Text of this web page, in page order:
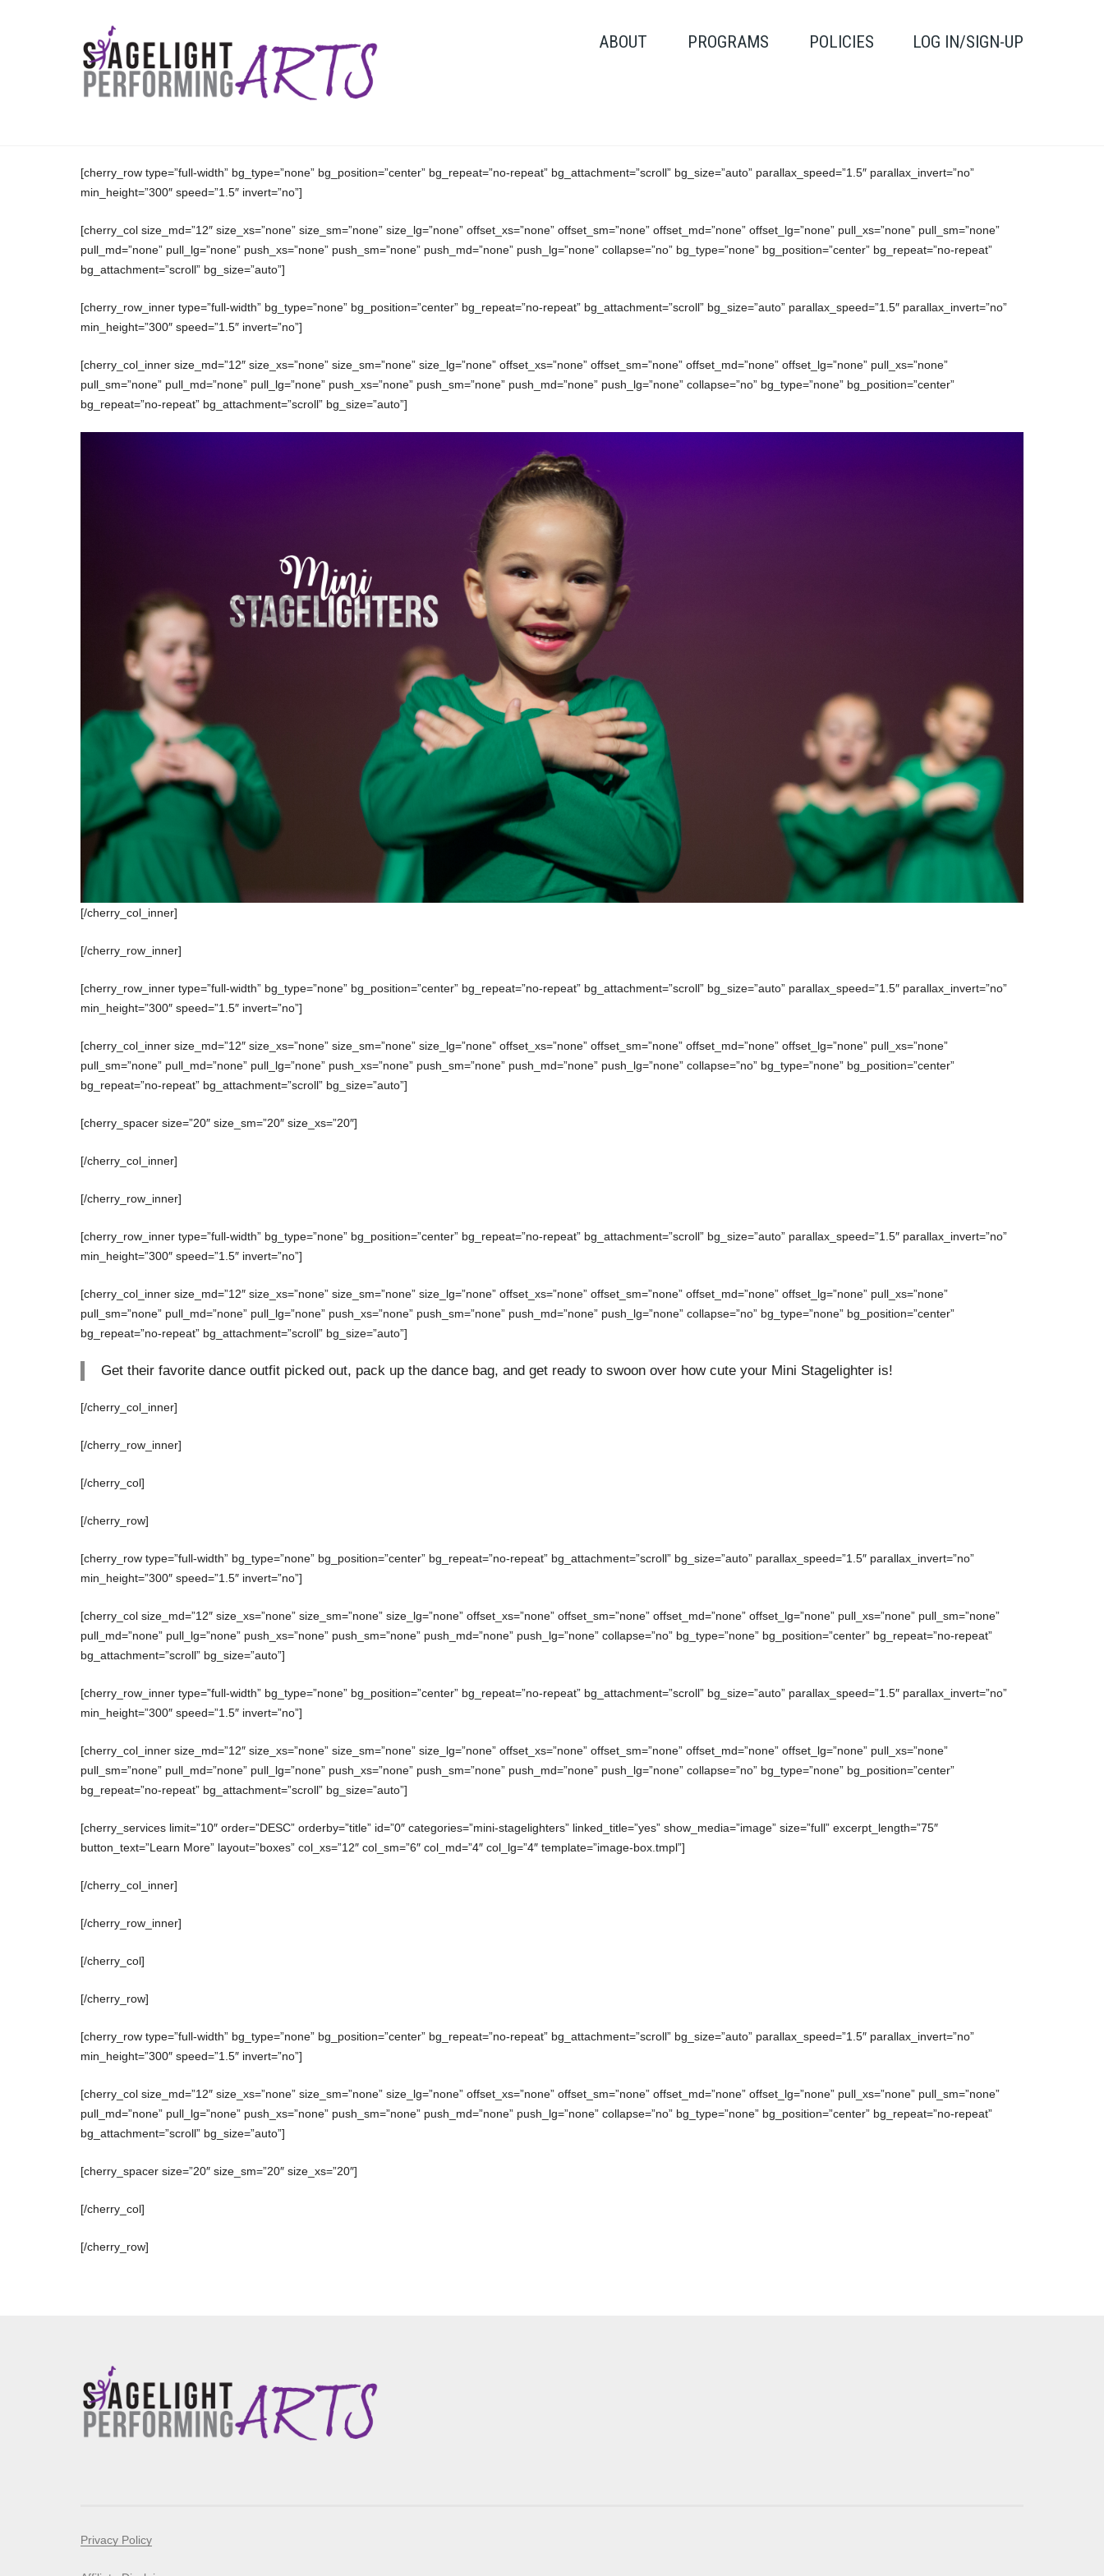
ABOUT PROGRAMS POLICIES LOG IN/SIGN-UP
[cherry_row type=”full-width” bg_type=”none” bg_position=”center” bg_repeat=”no-repeat” bg_attachment=”scroll” bg_size=”auto” parallax_speed=”1.5″ parallax_invert=”no”
min_height=”300″ speed=”1.5″ invert=”no”]
[cherry_col size_md=”12″ size_xs=”none” size_sm=”none” size_lg=”none” offset_xs=”none” offset_sm=”none” offset_md=”none” offset_lg=”none” pull_xs=”none” pull_sm=”none”
pull_md=”none” pull_lg=”none” push_xs=”none” push_sm=”none” push_md=”none” push_lg=”none” collapse=”no” bg_type=”none” bg_position=”center” bg_repeat=”no-repeat”
bg_attachment=”scroll” bg_size=”auto”]
[cherry_row_inner type=”full-width” bg_type=”none” bg_position=”center” bg_repeat=”no-repeat” bg_attachment=”scroll” bg_size=”auto” parallax_speed=”1.5″ parallax_invert=”no”
min_height=”300″ speed=”1.5″ invert=”no”]
[cherry_col_inner size_md=”12″ size_xs=”none” size_sm=”none” size_lg=”none” offset_xs=”none” offset_sm=”none” offset_md=”none” offset_lg=”none” pull_xs=”none”
pull_sm=”none” pull_md=”none” pull_lg=”none” push_xs=”none” push_sm=”none” push_md=”none” push_lg=”none” collapse=”no” bg_type=”none” bg_position=”center”
bg_repeat=”no-repeat” bg_attachment=”scroll” bg_size=”auto”]
[/cherry_col_inner]
[/cherry_row_inner]
[cherry_row_inner type=”full-width” bg_type=”none” bg_position=”center” bg_repeat=”no-repeat” bg_attachment=”scroll” bg_size=”auto” parallax_speed=”1.5″ parallax_invert=”no”
min_height=”300″ speed=”1.5″ invert=”no”]
[cherry_col_inner size_md=”12″ size_xs=”none” size_sm=”none” size_lg=”none” offset_xs=”none” offset_sm=”none” offset_md=”none” offset_lg=”none” pull_xs=”none”
pull_sm=”none” pull_md=”none” pull_lg=”none” push_xs=”none” push_sm=”none” push_md=”none” push_lg=”none” collapse=”no” bg_type=”none” bg_position=”center”
bg_repeat=”no-repeat” bg_attachment=”scroll” bg_size=”auto”]
[cherry_spacer size=”20″ size_sm=”20″ size_xs=”20″]
[/cherry_col_inner]
[/cherry_row_inner]
[cherry_row_inner type=”full-width” bg_type=”none” bg_position=”center” bg_repeat=”no-repeat” bg_attachment=”scroll” bg_size=”auto” parallax_speed=”1.5″ parallax_invert=”no”
min_height=”300″ speed=”1.5″ invert=”no”]
[cherry_col_inner size_md=”12″ size_xs=”none” size_sm=”none” size_lg=”none” offset_xs=”none” offset_sm=”none” offset_md=”none” offset_lg=”none” pull_xs=”none”
pull_sm=”none” pull_md=”none” pull_lg=”none” push_xs=”none” push_sm=”none” push_md=”none” push_lg=”none” collapse=”no” bg_type=”none” bg_position=”center”
bg_repeat=”no-repeat” bg_attachment=”scroll” bg_size=”auto”]
Get their favorite dance outfit picked out, pack up the dance bag, and get ready to swoon over how cute your Mini Stagelighter is!
[/cherry_col_inner]
[/cherry_row_inner]
[/cherry_col]
[/cherry_row]
[cherry_row type=”full-width” bg_type=”none” bg_position=”center” bg_repeat=”no-repeat” bg_attachment=”scroll” bg_size=”auto” parallax_speed=”1.5″ parallax_invert=”no”
min_height=”300″ speed=”1.5″ invert=”no”]
[cherry_col size_md=”12″ size_xs=”none” size_sm=”none” size_lg=”none” offset_xs=”none” offset_sm=”none” offset_md=”none” offset_lg=”none” pull_xs=”none” pull_sm=”none”
pull_md=”none” pull_lg=”none” push_xs=”none” push_sm=”none” push_md=”none” push_lg=”none” collapse=”no” bg_type=”none” bg_position=”center” bg_repeat=”no-repeat”
bg_attachment=”scroll” bg_size=”auto”]
[cherry_row_inner type=”full-width” bg_type=”none” bg_position=”center” bg_repeat=”no-repeat” bg_attachment=”scroll” bg_size=”auto” parallax_speed=”1.5″ parallax_invert=”no”
min_height=”300″ speed=”1.5″ invert=”no”]
[cherry_col_inner size_md=”12″ size_xs=”none” size_sm=”none” size_lg=”none” offset_xs=”none” offset_sm=”none” offset_md=”none” offset_lg=”none” pull_xs=”none”
pull_sm=”none” pull_md=”none” pull_lg=”none” push_xs=”none” push_sm=”none” push_md=”none” push_lg=”none” collapse=”no” bg_type=”none” bg_position=”center”
bg_repeat=”no-repeat” bg_attachment=”scroll” bg_size=”auto”]
[cherry_services limit=”10″ order=”DESC” orderby=”title” id=”0″ categories=”mini-stagelighters” linked_title=”yes” show_media=”image” size=”full” excerpt_length=”75″
button_text=”Learn More” layout=”boxes” col_xs=”12″ col_sm=”6″ col_md=”4″ col_lg=”4″ template=”image-box.tmpl”]
[/cherry_col_inner]
[/cherry_row_inner]
[/cherry_col]
[/cherry_row]
[cherry_row type=”full-width” bg_type=”none” bg_position=”center” bg_repeat=”no-repeat” bg_attachment=”scroll” bg_size=”auto” parallax_speed=”1.5″ parallax_invert=”no”
min_height=”300″ speed=”1.5″ invert=”no”]
[cherry_col size_md=”12″ size_xs=”none” size_sm=”none” size_lg=”none” offset_xs=”none” offset_sm=”none” offset_md=”none” offset_lg=”none” pull_xs=”none” pull_sm=”none”
pull_md=”none” pull_lg=”none” push_xs=”none” push_sm=”none” push_md=”none” push_lg=”none” collapse=”no” bg_type=”none” bg_position=”center” bg_repeat=”no-repeat”
bg_attachment=”scroll” bg_size=”auto”]
[cherry_spacer size=”20″ size_sm=”20″ size_xs=”20″]
[/cherry_col]
[/cherry_row]
Privacy Policy